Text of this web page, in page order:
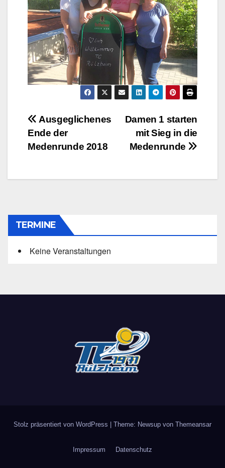
Beitragsnavigation
Damen 1 starten
mit Sieg in die
Medenrunde
Ausgeglichenes
Ende der
Medenrunde 2018
TERMINE
Keine Veranstaltungen
Stolz präsentiert von WordPress Theme: Newsup von Themeansar
Impressum Datenschutz